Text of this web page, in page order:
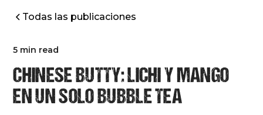
Todas las publicaciones
5 min read
CHINESE BUTTY: LICHI Y MANGO
EN UN SOLO BUBBLE TEA